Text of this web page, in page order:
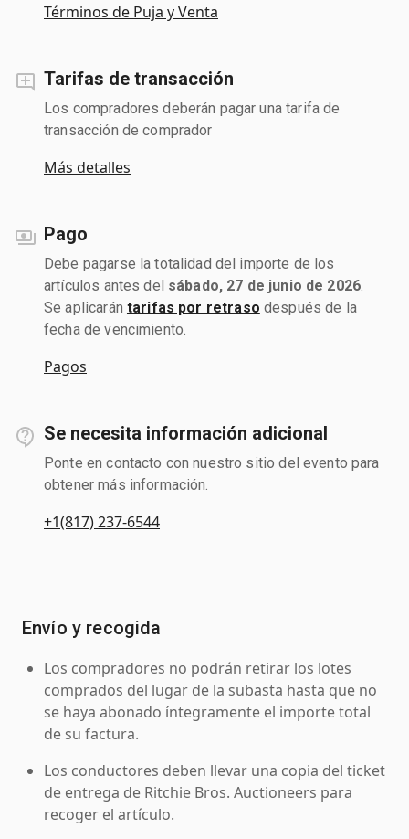
Términos de Puja y Venta
Tarifas de transacción
Los compradores deberán pagar una tarifa de
transacción de comprador
Más detalles
Pago
Debe pagarse la totalidad del importe de los
artículos antes del sábado, 27 de junio de 2026
Se aplicarán tarifas por retraso después de la
fecha de vencimiento.
Pagos
Se necesita información adicional
Ponte en contacto con nuestro sitio del evento para
obtener más información.
+1(817) 237-6544
Envío y recogida
Los compradores no podrán retirar los lotes
comprados del lugar de la subasta hasta que no
se haya abonado íntegramente el importe total
de su factura.
Los conductores deben llevar una copia del ticket
de entrega de Ritchie Bros. Auctioneers para
recoger el artículo.